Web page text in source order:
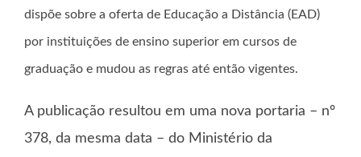
dispõe sobre a oferta de Educação a Distância (EAD)
por instituições de ensino superior em cursos de
graduação e mudou as regras até então vigentes.
A publicação resultou em uma nova portaria – nº
378, da mesma data – do Ministério da